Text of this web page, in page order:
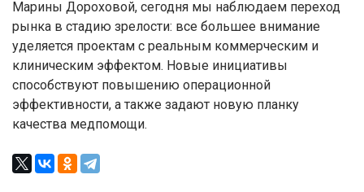
Марины Дороховой, сегодня мы наблюдаем переход
рынка в стадию зрелости: все большее внимание
уделяется проектам с реальным коммерческим и
клиническим эффектом. Новые инициативы
способствуют повышению операционной
эффективности, а также задают новую планку
качества медпомощи.